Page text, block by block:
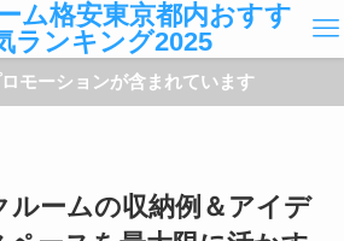
ム格安東京都内おすす
ランキング2025
モーションが含まれています
ルームの収納例＆アイデ